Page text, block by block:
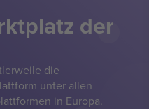
der
die
unter allen
in Europa.